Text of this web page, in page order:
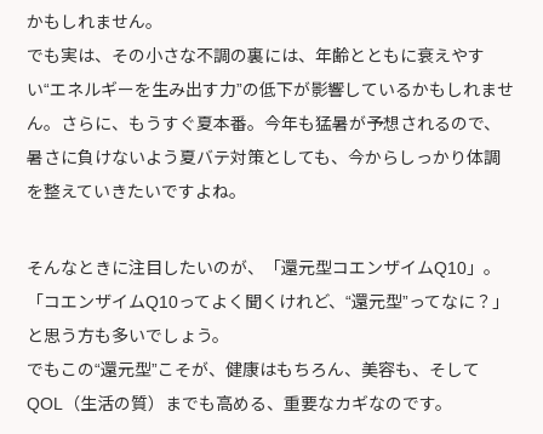
かもしれません。
でも実は、その小さな不調の裏には、年齢とともに衰えやす
い“エネルギーを生み出す力”の低下が影響しているかもしれませ
ん。さらに、もうすぐ夏本番。今年も猛暑が予想されるので、
暑さに負けないよう夏バテ対策としても、今からしっかり体調
を整えていきたいですよね。
そんなときに注目したいのが、「還元型コエンザイムQ10」。
「コエンザイムQ10ってよく聞くけれど、“還元型”ってなに？」
と思う方も多いでしょう。
でもこの“還元型”こそが、健康はもちろん、美容も、そして
QOL（生活の質）までも高める、重要なカギなのです。